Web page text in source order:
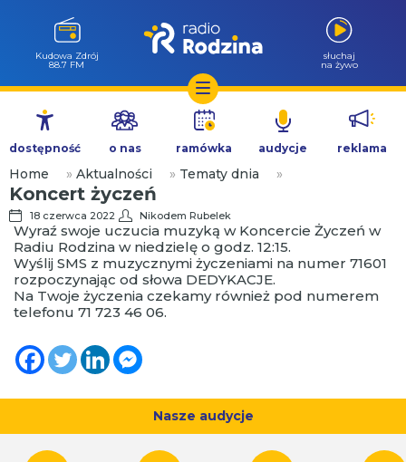
Przejdź
treści
Kudowa Zdrój
88.7 FM
słuchaj
na żywo
dostępność o nas ramówka audycje reklama
Home » Aktualności » Tematy dnia »
Koncert życzeń
18 czerwca 2022 Nikodem Rubelek
Wyraź swoje uczucia muzyką w Koncercie Życzeń w
Radiu Rodzina w niedzielę o godz. 12:15.
Wyślij SMS z muzycznymi życzeniami na numer 71601
rozpoczynając od słowa DEDYKACJE.
Na Twoje życzenia czekamy również pod numerem
telefonu 71 723 46 06.
Nasze audycje